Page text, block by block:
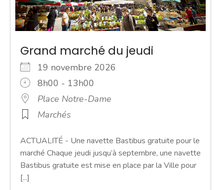
Grand marché du jeudi
19 novembre 2026
8h00 - 13h00
Place Notre-Dame
Marchés
ACTUALITÉ - Une navette Bastibus gratuite pour le
marché Chaque jeudi jusqu’à septembre, une navette
Bastibus gratuite est mise en place par la Ville pour
[...]